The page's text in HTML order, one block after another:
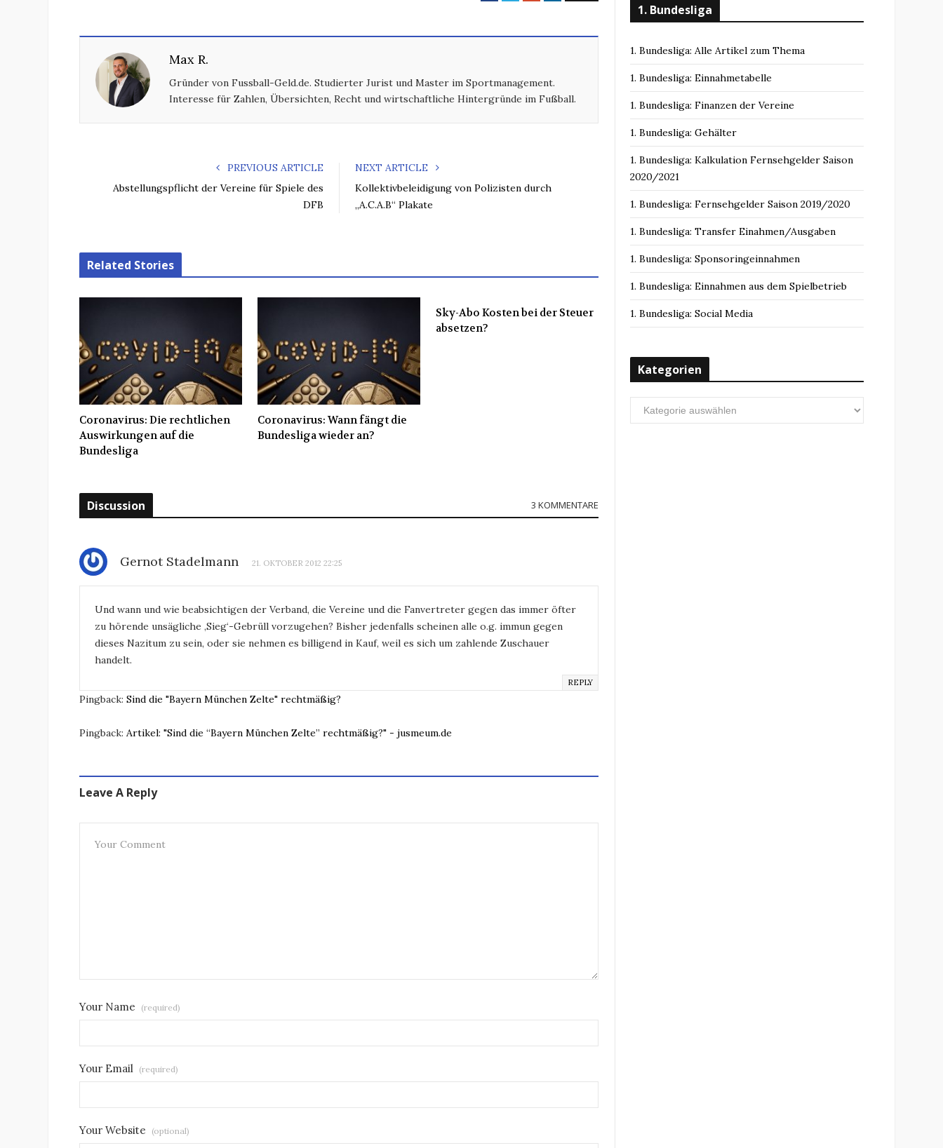
o
k
r
+
n
Max R.
Gründer von Fussball-Geld.de. Studierter Jurist und Master im Sportmanagement.
Interesse für Zahlen, Übersichten, Recht und wirtschaftliche Hintergründe im Fußball.
PREVIOUS ARTICLE
Abstellungspflicht der Vereine für Spiele des
DFB
NEXT ARTICLE
Kollektivbeleidigung von Polizisten durch
„A.C.A.B“ Plakate
Related Stories
Coronavirus: Die rechtlichen
Auswirkungen auf die
Bundesliga
Coronavirus: Wann fängt die
Bundesliga wieder an?
Sky-Abo Kosten bei der Steuer
absetzen?
Discussion 3 KOMMENTARE
Gernot Stadelmann 21. OKTOBER 2012 22:25
Und wann und wie beabsichtigen der Verband, die Vereine und die Fanvertreter gegen das immer öfter
zu hörende unsägliche ‚Sieg‘-Gebrüll vorzugehen? Bisher jedenfalls scheinen alle o.g. immun gegen
dieses Nazitum zu sein, oder sie nehmen es billigend in Kauf, weil es sich um zahlende Zuschauer
handelt.
REPLY
Pingback: Sind die "Bayern München Zelte" rechtmäßig?
Pingback: Artikel: "Sind die “Bayern München Zelte” rechtmäßig?" - jusmeum.de
Leave A Reply
Your Name (required)
Your Email (required)
Your Website (optional)
1. Bundesliga
1. Bundesliga: Alle Artikel zum Thema
1. Bundesliga: Einnahmetabelle
1. Bundesliga: Finanzen der Vereine
1. Bundesliga: Gehälter
1. Bundesliga: Kalkulation Fernsehgelder Saison
2020/2021
1. Bundesliga: Fernsehgelder Saison 2019/2020
1. Bundesliga: Transfer Einahmen/Ausgaben
1. Bundesliga: Sponsoringeinnahmen
1. Bundesliga: Einnahmen aus dem Spielbetrieb
1. Bundesliga: Social Media
Kategorien
Kategorien